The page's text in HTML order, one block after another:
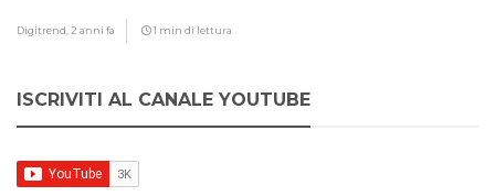
Digitrend, 2 anni fa 1 min di lettura
ISCRIVITI AL CANALE YOUTUBE